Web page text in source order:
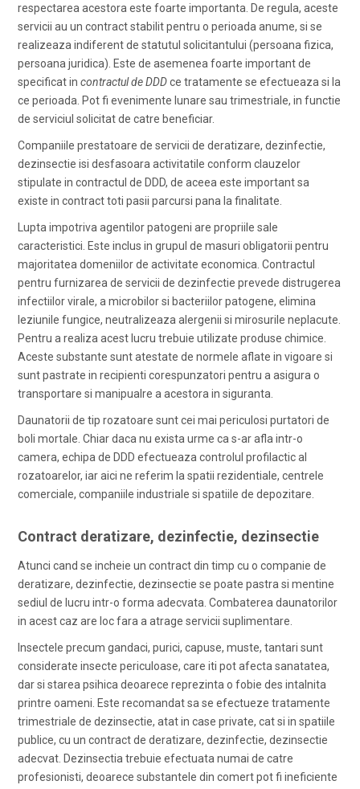
respectarea acestora este foarte importanta. De regula, aceste
servicii au un contract stabilit pentru o perioada anume, si se
realizeaza indiferent de statutul solicitantului (persoana fizica,
persoana juridica). Este de asemenea foarte important de
specificat incontractul de DDDce tratamente se efectueaza si la
ce perioada. Pot fi evenimente lunare sau trimestriale, in functie
de serviciul solicitat de catre beneficiar.
Companiile prestatoare de servicii de deratizare, dezinfectie,
dezinsectie isi desfasoara activitatile conform clauzelor
stipulate in contractul de DDD, de aceea este important sa
existe in contract toti pasii parcursi pana la finalitate.
Lupta impotriva agentilor patogeni are propriile sale
caracteristici. Este inclus in grupul de masuri obligatorii pentru
majoritatea domeniilor de activitate economica. Contractul
pentru furnizarea de servicii de dezinfectie prevede distrugerea
infectiilor virale, a microbilor si bacteriilor patogene, elimina
leziunile fungice, neutralizeaza alergenii si mirosurile neplacute.
Pentru a realiza acest lucru trebuie utilizate produse chimice.
Aceste substante sunt atestate de normele aflate in vigoare si
sunt pastrate in recipienti corespunzatori pentru a asigura o
transportare si manipualre a acestora in siguranta.
Daunatorii de tip rozatoare sunt cei mai periculosi purtatori de
boli mortale. Chiar daca nu exista urme ca s-ar afla intr-o
camera, echipa de DDD efectueaza controlul profilactic al
rozatoarelor, iar aici ne referim la spatii rezidentiale, centrele
comerciale, companiile industriale si spatiile de depozitare.
Contract deratizare, dezinfectie, dezinsectie
Atunci cand se incheie un contract din timp cu o companie de
deratizare, dezinfectie, dezinsectie se poate pastra si mentine
sediul de lucru intr-o forma adecvata. Combaterea daunatorilor
in acest caz are loc fara a atrage servicii suplimentare.
Insectele precum gandaci, purici, capuse, muste, tantari sunt
considerate insecte periculoase, care iti pot afecta sanatatea,
dar si starea psihica deoarece reprezinta o fobie des intalnita
printre oameni. Este recomandat sa se efectueze tratamente
trimestriale de dezinsectie, atat in ​​case private, cat si in spatiile
publice, cu un contract de deratizare, dezinfectie, dezinsectie
adecvat. Dezinsectia trebuie efectuata numai de catre
profesionisti, deoarece substantele din comert pot fi ineficiente